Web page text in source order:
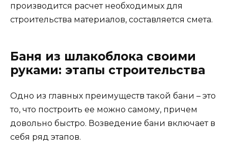
производится расчет необходимых для
строительства материалов, составляется смета.
Баня из шлакоблока своими
руками: этапы строительства
Одно из главных преимуществ такой бани – это
то, что построить ее можно самому, причем
довольно быстро. Возведение бани включает в
себя ряд этапов.